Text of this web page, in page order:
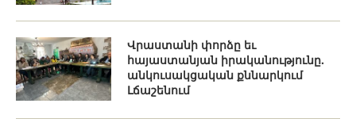
Վրաստանի փորձը եւ
հայաստանյան իրականությունը.
անկուսակցական քննարկում
Լճաշենում